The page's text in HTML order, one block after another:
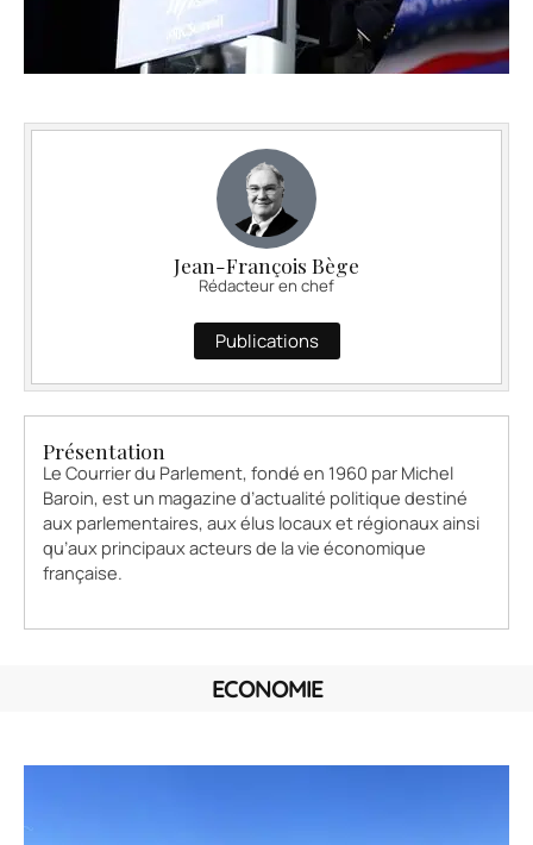
Jean-François Bège
Rédacteur en chef
Publications
Présentation
Le Courrier du Parlement, fondé en 1960 par Michel
Baroin, est un magazine d’actualité politique destiné
aux parlementaires, aux élus locaux et régionaux ainsi
qu’aux principaux acteurs de la vie économique
française.
ECONOMIE